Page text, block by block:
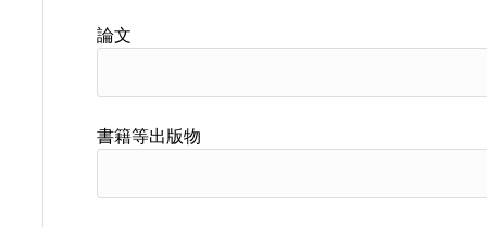
論文
書籍等出版物